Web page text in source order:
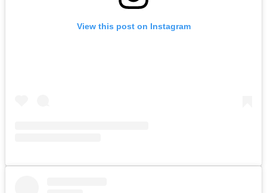
View this post on Instagram